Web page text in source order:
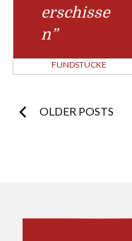
erschisse
n”
FUNDSTÜCKE
PostsOLDER POSTS